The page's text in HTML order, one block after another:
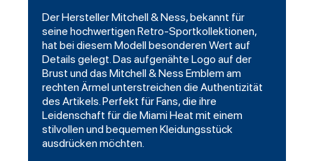
Der Hersteller Mitchell & Ness, bekannt für
seine hochwertigen Retro-Sportkollektionen,
hat bei diesem Modell besonderen Wert auf
Details gelegt. Das aufgenähte Logo auf der
Brust und das Mitchell & Ness Emblem am
rechten Ärmel unterstreichen die Authentizität
des Artikels. Perfekt für Fans, die ihre
Leidenschaft für die Miami Heat mit einem
stilvollen und bequemen Kleidungsstück
ausdrücken möchten.